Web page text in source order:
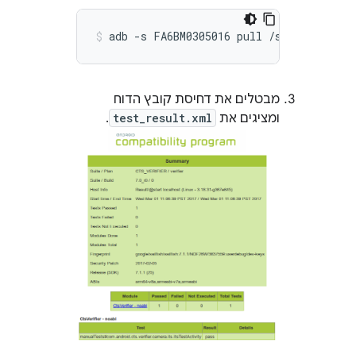
מבטלים את דחיסת קובץ הדוח
ומציגים את test_result.xml
.